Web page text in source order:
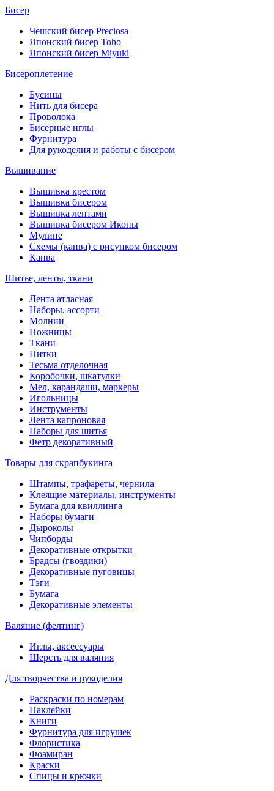
Бисер
Чешский бисер Preciosa
Японский бисер Toho
Японский бисер Miyuki
Бисероплетение
Бусины
Нить для бисера
Проволока
Бисерные иглы
Фурнитура
Для рукоделия и работы с бисером
Вышивание
Вышивка крестом
Вышивка бисером
Вышивка лентами
Вышивка бисером Иконы
Мулине
Схемы (канва) с рисунком бисером
Канва
Шитье, ленты, ткани
Лента атласная
Наборы, ассорти
Молнии
Ножницы
Ткани
Нитки
Тесьма отделочная
Коробочки, шкатулки
Мел, карандаши, маркеры
Игольницы
Инструменты
Лента капроновая
Наборы для шитья
Фетр декоративный
Товары для скрапбукинга
Штампы, трафареты, чернила
Клеящие материалы, инструменты
Бумага для квиллинга
Наборы бумаги
Дыроколы
Чипборды
Декоративные открытки
Брадсы (гвоздики)
Декоративные пуговицы
Тэги
Бумага
Декоративные элементы
Валяние (фелтинг)
Иглы, аксессуары
Шерсть для валяния
Для творчества и рукоделия
Раскраски по номерам
Наклейки
Книги
Фурнитура для игрушек
Флористика
Фоамиран
Краски
Спицы и крючки